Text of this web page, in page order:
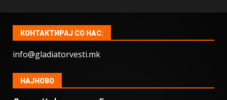
КОНТАКТИРАЈ СО НАС:
info@gladiatorvesti.mk
НАЈНОВО